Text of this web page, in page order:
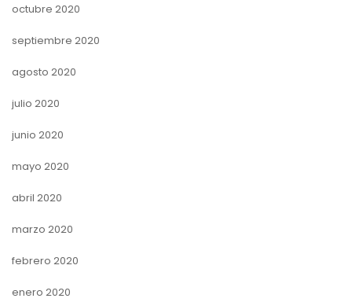
octubre 2020
septiembre 2020
agosto 2020
julio 2020
junio 2020
mayo 2020
abril 2020
marzo 2020
febrero 2020
enero 2020